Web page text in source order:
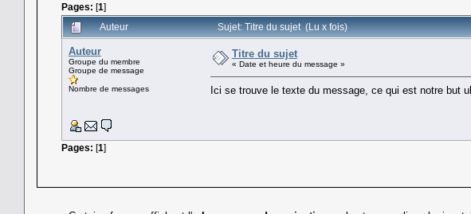
Pages: [1]
Auteur Sujet: Titre du sujet (Lu x fois)
Auteur
Groupe du membre
Groupe de message
Nombre de messages
Titre du sujet
« Date et heure du message »
Ici se trouve le texte du message, ce qui est notre but
Pages: [1]